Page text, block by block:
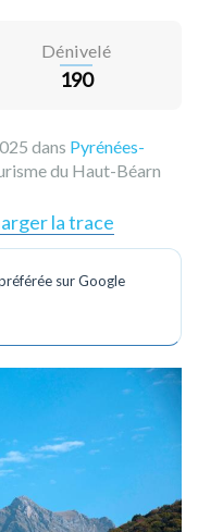
Dénivelé
190
dans Pyrénées-
du Haut-Béarn
la trace
sur Google